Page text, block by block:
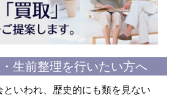
生前整理を行いたい方へ
いわれ、歴史的にも類を見ない